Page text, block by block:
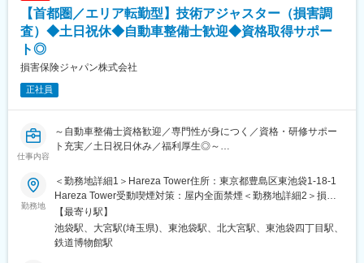
【首都圏／エリア転勤型】技術アジャスター（損害調
査）◆土日祝休◆自動車整備士歓迎◆資格取得サポー
ト◎
損害保険ジャパン株式会社
正社員
仕事内容
～自動車整備士資格歓迎／専門性が身につく／資格・研修サポー
ト充実／土日祝日休み／福利厚生◎～
入社後は技術アジャスター資格取得後、保険金サービス部門で、
自動車の損害調査・示談交渉をお任せします。
■職務詳細：
１．自動車損害調査
整備工場と修理範囲や修理計画・金額に関する折衝を行います。
また、事故の事案担当者へ自動車調査結果に関する情報提供を行
勤務地
＜勤務地詳細1＞Hareza Tower住所：東京都豊島区東池袋1-18-1
Hareza Tower受動喫煙対策：屋内全面禁煙＜勤務地詳細2＞損保
ジャパン大宮第二ビル住所：埼玉県さいたま市大宮区桜木町4-82-
1 損保ジャパン大宮第二ビル受動喫煙対策：屋内全面禁煙変更の
範囲：会社の定める事業所（リモートワーク含む）
【最寄り駅】
池袋駅、大宮駅(埼玉県)、東池袋駅、北大宮駅、東池袋四丁目駅、
鉄道博物館駅